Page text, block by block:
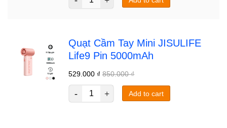
Quạt Cầm Tay Mini JISULIFE
Life9 Pin 5000mAh
529.000 ₫ 850.000 ₫
Add to cart